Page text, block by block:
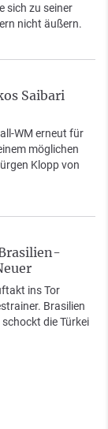
sich zu seiner
nicht äußern.
Saibari
WM erneut für
möglichen
Klopp von
ins Tor
Brasilien
die Türkei